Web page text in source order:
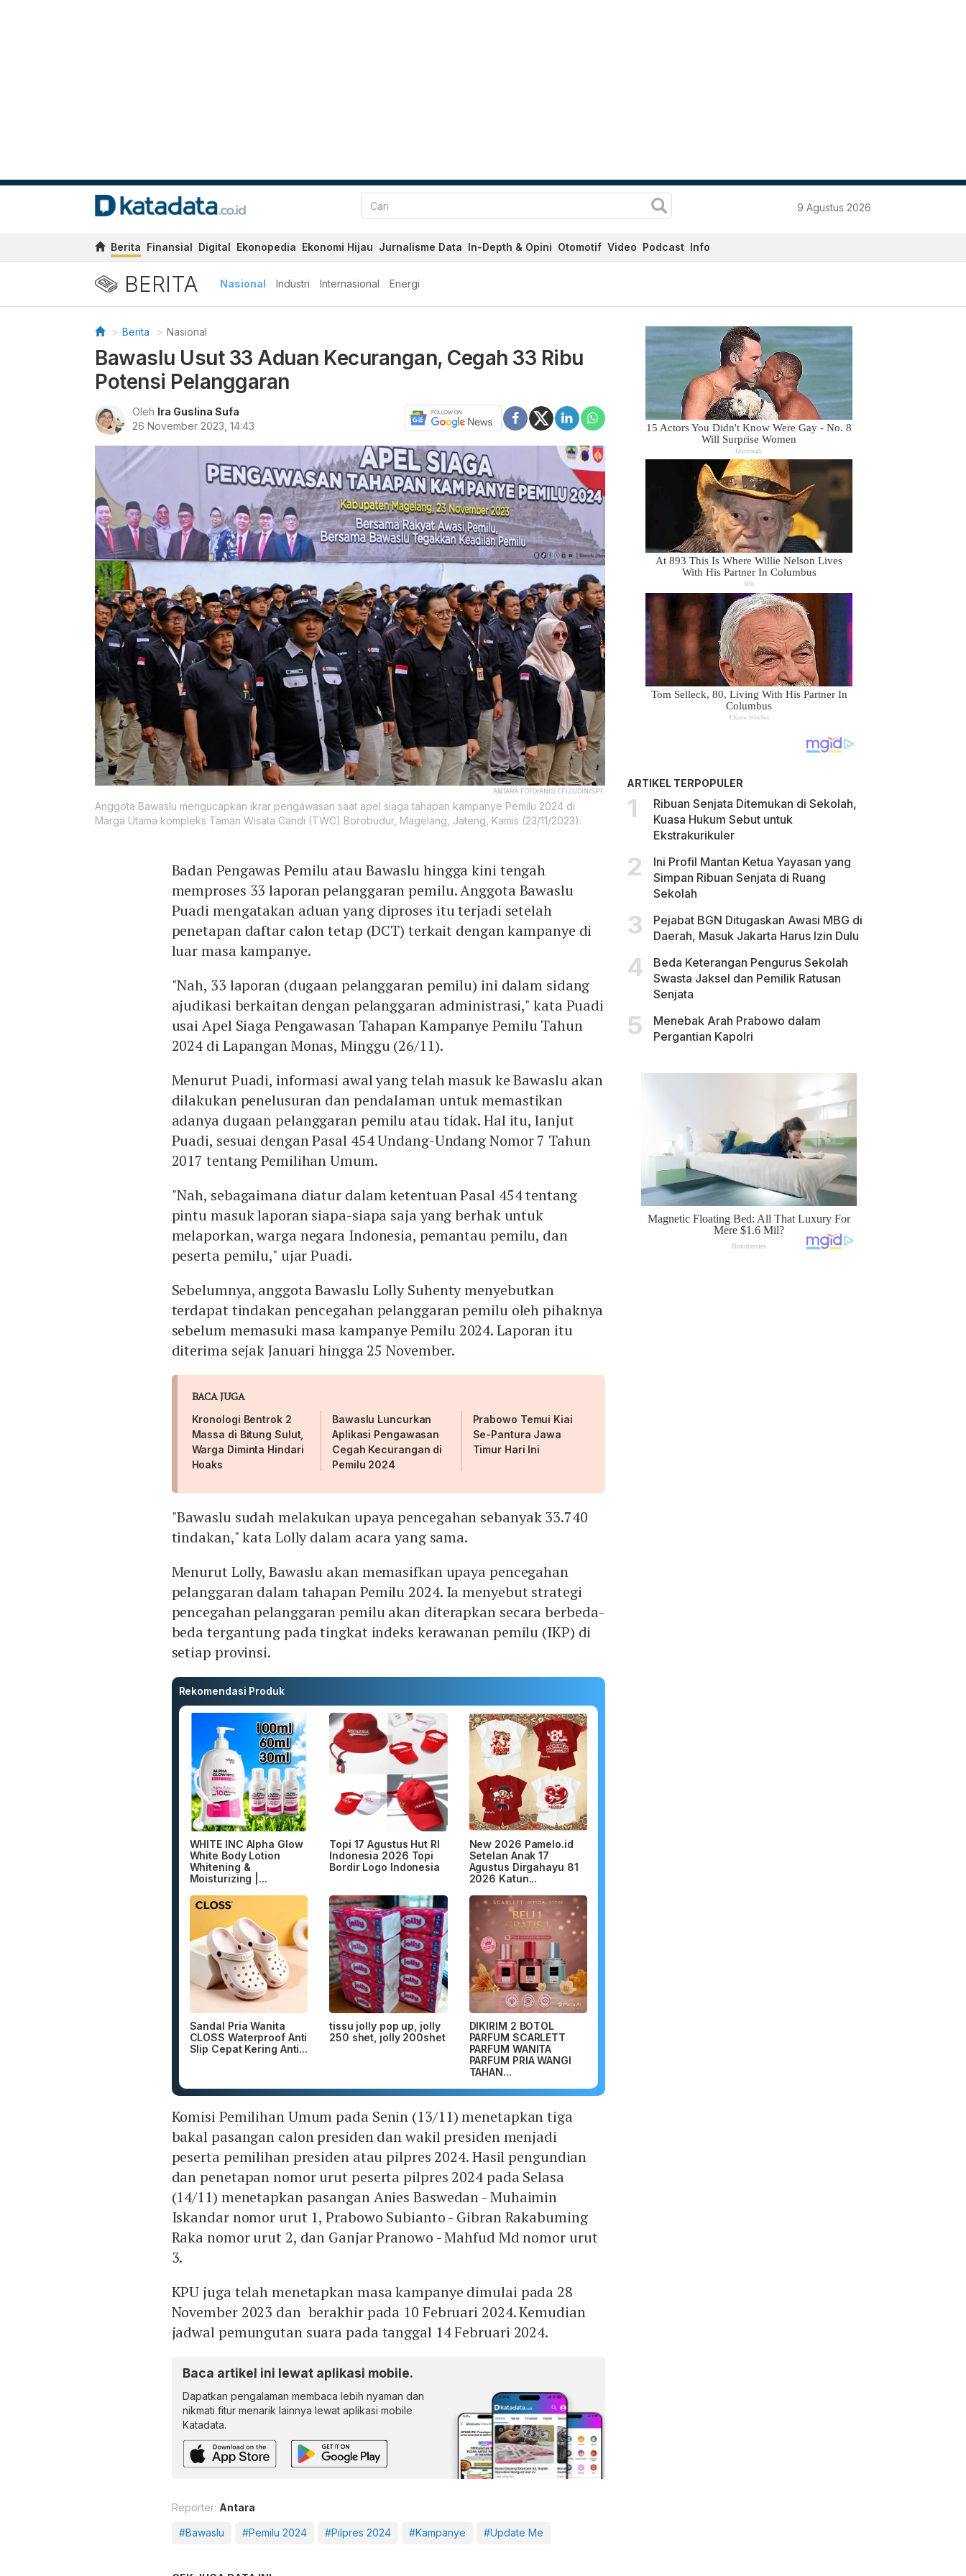
9 Agustus 2026
Berita Finansial Digital Ekonopedia Ekonomi Hijau Jurnalisme Data In-Depth & Opini Otomotif Video Podcast Info
BERITA Nasional Industri Internasional Energi
Berita Nasional
Bawaslu Usut 33 Aduan Kecurangan, Cegah 33 Ribu
Potensi Pelanggaran
Oleh Ira Guslina Sufa
26 November 2023, 14:43
ANTARA FOTO/ANIS EFIZUDIN/SPT.
Anggota Bawaslu mengucapkan ikrar pengawasan saat apel siaga tahapan kampanye Pemilu 2024 di
Marga Utama kompleks Taman Wisata Candi (TWC) Borobudur, Magelang, Jateng, Kamis (23/11/2023).
Badan Pengawas Pemilu atau Bawaslu hingga kini tengah
memproses 33 laporan pelanggaran pemilu. Anggota Bawaslu
Puadi mengatakan aduan yang diproses itu terjadi setelah
penetapan daftar calon tetap (DCT) terkait dengan kampanye di
luar masa kampanye.
"Nah, 33 laporan (dugaan pelanggaran pemilu) ini dalam sidang
ajudikasi berkaitan dengan pelanggaran administrasi," kata Puadi
usai Apel Siaga Pengawasan Tahapan Kampanye Pemilu Tahun
2024 di Lapangan Monas, Minggu (26/11).
Menurut Puadi, informasi awal yang telah masuk ke Bawaslu akan
dilakukan penelusuran dan pendalaman untuk memastikan
adanya dugaan pelanggaran pemilu atau tidak. Hal itu, lanjut
Puadi, sesuai dengan Pasal 454 Undang-Undang Nomor 7 Tahun
2017 tentang Pemilihan Umum.
"Nah, sebagaimana diatur dalam ketentuan Pasal 454 tentang
pintu masuk laporan siapa-siapa saja yang berhak untuk
melaporkan, warga negara Indonesia, pemantau pemilu, dan
peserta pemilu," ujar Puadi.
Sebelumnya, anggota Bawaslu Lolly Suhenty menyebutkan
terdapat tindakan pencegahan pelanggaran pemilu oleh pihaknya
sebelum memasuki masa kampanye Pemilu 2024. Laporan itu
diterima sejak Januari hingga 25 November.
BACA JUGA
Kronologi Bentrok 2
Massa di Bitung Sulut,
Warga Diminta Hindari
Hoaks
Bawaslu Luncurkan
Aplikasi Pengawasan
Cegah Kecurangan di
Pemilu 2024
Prabowo Temui Kiai
Se-Pantura Jawa
Timur Hari Ini
"Bawaslu sudah melakukan upaya pencegahan sebanyak 33.740
tindakan," kata Lolly dalam acara yang sama.
Menurut Lolly, Bawaslu akan memasifkan upaya pencegahan
pelanggaran dalam tahapan Pemilu 2024. Ia menyebut strategi
pencegahan pelanggaran pemilu akan diterapkan secara berbeda-
beda tergantung pada tingkat indeks kerawanan pemilu (IKP) di
setiap provinsi.
Rekomendasi Produk
WHITE INC Alpha Glow
White Body Lotion
Whitening &
Moisturizing |...
Topi 17 Agustus Hut RI
Indonesia 2026 Topi
Bordir Logo Indonesia
New 2026 Pamelo.id
Setelan Anak 17
Agustus Dirgahayu 81
2026 Katun...
Sandal Pria Wanita
CLOSS Waterproof Anti
Slip Cepat Kering Anti...
tissu jolly pop up, jolly
250 shet, jolly 200shet
DIKIRIM 2 BOTOL
PARFUM SCARLETT
PARFUM WANITA
PARFUM PRIA WANGI
TAHAN...
Komisi Pemilihan Umum pada Senin (13/11) menetapkan tiga
bakal pasangan calon presiden dan wakil presiden menjadi
peserta pemilihan presiden atau pilpres 2024. Hasil pengundian
dan penetapan nomor urut peserta pilpres 2024 pada Selasa
(14/11) menetapkan pasangan Anies Baswedan - Muhaimin
Iskandar nomor urut 1, Prabowo Subianto - Gibran Rakabuming
Raka nomor urut 2, dan Ganjar Pranowo - Mahfud Md nomor urut
3.
KPU juga telah menetapkan masa kampanye dimulai pada 28
November 2023 dan berakhir pada 10 Februari 2024. Kemudian
jadwal pemungutan suara pada tanggal 14 Februari 2024.
Baca artikel ini lewat aplikasi mobile.
Dapatkan pengalaman membaca lebih nyaman dan
nikmati fitur menarik lainnya lewat aplikasi mobile
Katadata.
Reporter: Antara
#Bawaslu #Pemilu 2024 #Pilpres 2024 #Kampanye #Update Me
ARTIKEL TERPOPULER
Ribuan Senjata Ditemukan di Sekolah,
Kuasa Hukum Sebut untuk
Ekstrakurikuler
Ini Profil Mantan Ketua Yayasan yang
Simpan Ribuan Senjata di Ruang
Sekolah
Pejabat BGN Ditugaskan Awasi MBG di
Daerah, Masuk Jakarta Harus Izin Dulu
Beda Keterangan Pengurus Sekolah
Swasta Jaksel dan Pemilik Ratusan
Senjata
Menebak Arah Prabowo dalam
Pergantian Kapolri